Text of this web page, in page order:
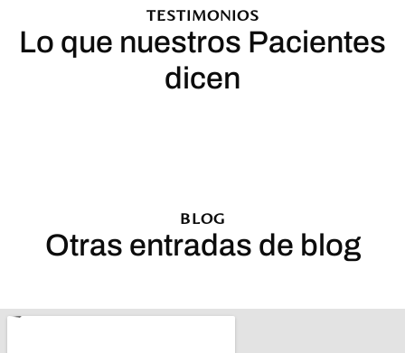
TESTIMONIOS
Lo que nuestros Pacientes
dicen
BLOG
Otras entradas de blog